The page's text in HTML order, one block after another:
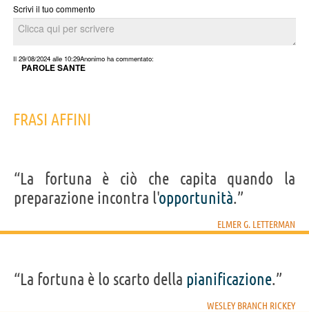
Scrivi il tuo commento
Il 29/08/2024 alle 10:29Anonimo ha commentato:
PAROLE SANTE
FRASI AFFINI
“La fortuna è ciò che capita quando la
preparazione incontra l'opportunità.”
ELMER G. LETTERMAN
“La fortuna è lo scarto della pianificazione.”
WESLEY BRANCH RICKEY